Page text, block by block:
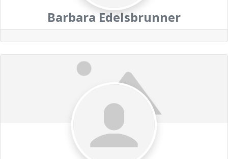
Barbara Edelsbrunner